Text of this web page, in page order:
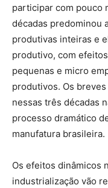
participar com pouco
décadas predominou
produtivas inteiras e
produtivo, com
pequenas e micro
produtivos. Os
nessas três décadas
processo dramático
manufatura brasileira.
Os efeitos dinâmicos
industrialização vão